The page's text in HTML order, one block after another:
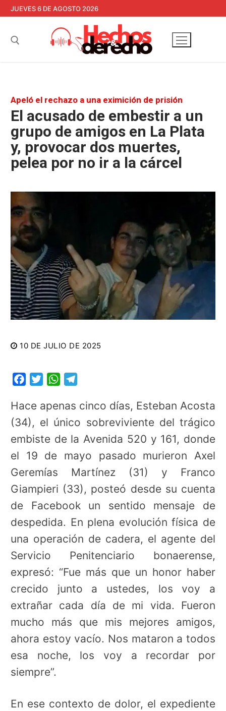
contenido
JUEVES 6 DE AGOSTO 2026
Apeló el rechazo a una eximición de prisión
El acusado de embestir a un
grupo de amigos en La Plata
y, provocar dos muertes,
pelea por no ir a la cárcel
10 DE JULIO DE 2025
FacebookTwitterWhatsApp
Hace apenas cinco días, Esteban Acosta
(34), el único sobreviviente del trágico
embiste de la Avenida 520 y 161, donde
el 19 de mayo pasado murieron Axel
Geremías Martínez (31) y Franco
Giampieri (33), posteó desde su cuenta
de Facebook un sentido mensaje de
despedida. En plena evolución física de
una operación de cadera, el agente del
Servicio Penitenciario bonaerense,
expresó: “Fue más que un honor haber
crecido junto a ustedes, los voy a
extrañar cada día de mi vida. Fueron
mucho más que mis mejores amigos,
ahora estoy vacío. Nos mataron a todos
esa noche, los voy a recordar por
siempre”.
En ese contexto de dolor, el expediente